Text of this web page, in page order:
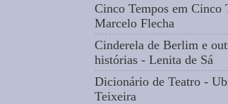
Cinco Tempos em Cinco
Marcelo Flecha
Cinderela de Berlim e
histórias - Lenita de Sá
Dicionário de Teatro -
Teixeira